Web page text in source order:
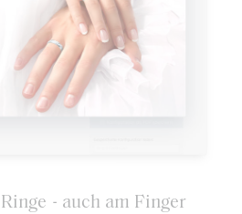
- auch am Finger